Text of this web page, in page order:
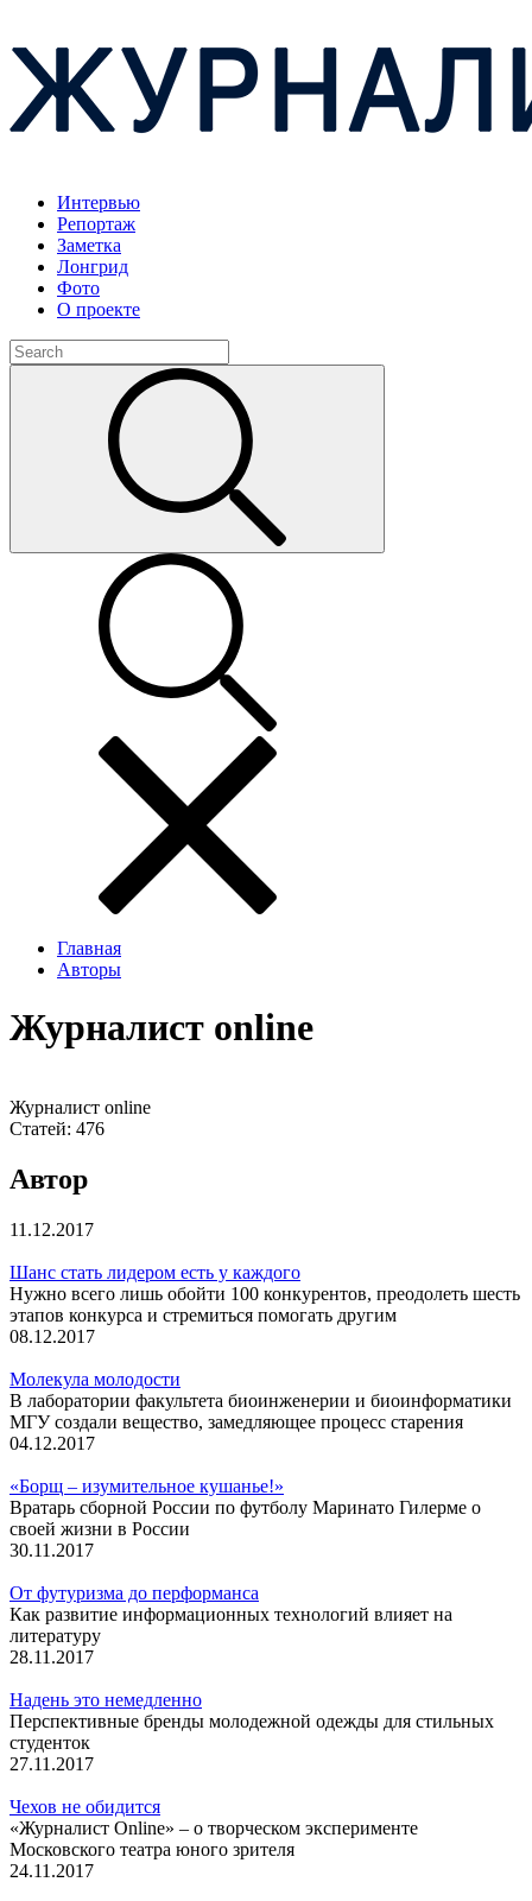
Интервью
Репортаж
Заметка
Лонгрид
Фото
О проекте
Главная
Авторы
Журналист online
Журналист online
Статей: 476
Автор
11.12.2017
Шанс стать лидером есть у каждого
Нужно всего лишь обойти 100 конкурентов, преодолеть шесть
этапов конкурса и стремиться помогать другим
08.12.2017
Молекула молодости
В лаборатории факультета биоинженерии и биоинформатики
МГУ создали вещество, замедляющее процесс старения
04.12.2017
«Борщ – изумительное кушанье!»
Вратарь сборной России по футболу Маринато Гилерме о
своей жизни в России
30.11.2017
От футуризма до перформанса
Как развитие информационных технологий влияет на
литературу
28.11.2017
Надень это немедленно
Перспективные бренды молодежной одежды для стильных
студенток
27.11.2017
Чехов не обидится
«Журналист Online» – о творческом эксперименте
Московского театра юного зрителя
24.11.2017